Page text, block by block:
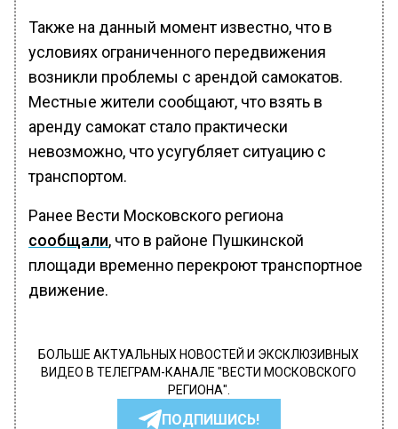
Также на данный момент известно, что в
условиях ограниченного передвижения
возникли проблемы с арендой самокатов.
Местные жители сообщают, что взять в
аренду самокат стало практически
невозможно, что усугубляет ситуацию с
транспортом.
Ранее Вести Московского региона
сообщали, что в районе Пушкинской
площади временно перекроют транспортное
движение.
БОЛЬШЕ АКТУАЛЬНЫХ НОВОСТЕЙ И ЭКСКЛЮЗИВНЫХ
ВИДЕО В ТЕЛЕГРАМ-КАНАЛЕ "ВЕСТИ МОСКОВСКОГО
РЕГИОНА".
ПОДПИШИСЬ!